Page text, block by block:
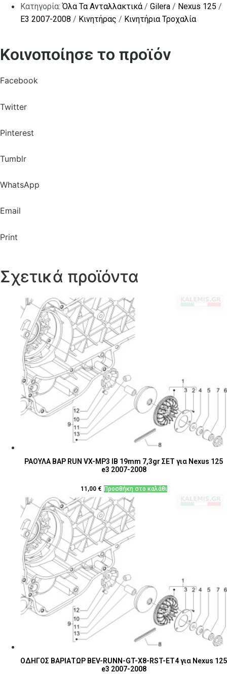
Κατηγορία:Όλα Τα Ανταλλακτικά/ Gilera / Nexus 125 /
E3 2007-2008 / Κινητήρας / Κινητήρια Τροχαλία
Κοινοποίησε το προϊόν
Facebook
Twitter
Pinterest
Tumblr
WhatsApp
Email
Print
Σχετικά προϊόντα
ΡΑΟΥΛΑ ΒΑΡ RUN VX-MP3 IB 19mm 7,3gr ΣΕΤ για Nexus 125
e3 2007-2008
11,00 € Προσθήκη στο καλάθι
ΟΔΗΓΟΣ ΒΑΡΙΑΤΩΡ BEV-RUNN-GT-X8-RST-ΕΤ4 για Nexus 125
e3 2007-2008